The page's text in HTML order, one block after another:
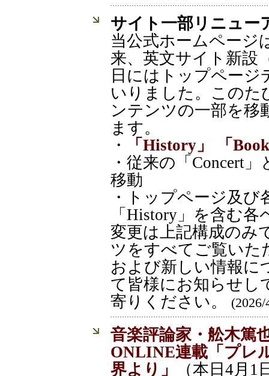
サイト一部リニュー
当公式ホームページ
来、英文サイト新設
日にはトップペー
いりました。このた
ンテンツの一部を移
ます。
・
「History」
「
・従来の「Concert
移動
・トップページ及び
「History」を含む
変更は上記構成のみ
ツをすべてご覧いた
および新しい情報に
て皆様にお知らせし
寄りください。
(2026/
音楽評論家・舩木篤
ONLINE連載「プレ
界より」
（本日4月